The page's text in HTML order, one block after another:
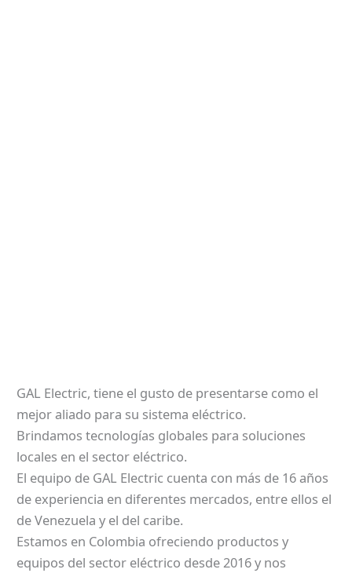
GAL Electric, tiene el gusto de presentarse como el
mejor aliado para su sistema eléctrico.
Brindamos tecnologías globales para soluciones
locales en el sector eléctrico.
El equipo de GAL Electric cuenta con más de 16 años
de experiencia en diferentes mercados, entre ellos el
de Venezuela y el del caribe.
Estamos en Colombia ofreciendo productos y
equipos del sector eléctrico desde 2016 y nos